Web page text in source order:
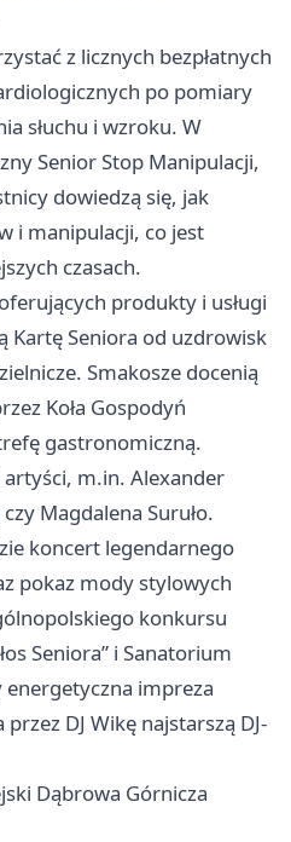
z licznych bezpłatnych
po pomiary
słuchu i wzroku. W
Senior Stop Manipulacji,
dowiedzą się, jak
i manipulacji, co jest
czasach.
produkty i usługi
Kartę Seniora od uzdrowisk
Smakosze docenią
Koła Gospodyń
gastronomiczną.
m.in. Alexander
Magdalena Suruło.
koncert legendarnego
pokaz mody stylowych
konkursu
Seniora” i Sanatorium
energetyczna impreza
DJ Wikę najstarszą DJ-
Dąbrowa Górnicza